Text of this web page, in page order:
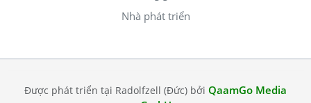
Nhà phát triển
Được phát triển tại Radolfzell (Đức) bởi QaamGo Media